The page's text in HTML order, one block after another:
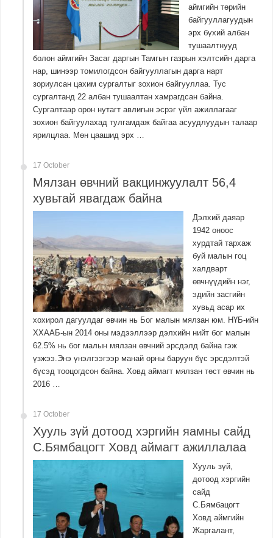
аймгийн төрийн
байгууллагуудын
эрх бүхий албан
тушаалтнууд
болон аймгийн Засаг даргын Тамгын газрын хэлтсийн дарга
нар, шинээр томилогдсон байгууллагын дарга нарт
зориулсан цахим сургалтыг зохион байгууллаа. Тус
сургалтанд 22 албан тушаалтан хамрагдсан байна.
Сургалтаар орон нутагт авлигын эсрэг үйл ажиллагааг
зохион байгуулахад тулгамдаж байгаа асуудлуудын талаар
ярилцлаа. Мөн цаашид эрх …
17 October
Мялзан өвчний вакцинжуулалт 56,4
хувьтай явагдаж байна
Дэлхий даяар
1942 оноос
хурдтай тархаж
буй малын гоц
халдварт
өвчнүүдийн нэг,
эдийн засгийн
хувьд асар их
хохирол дагуулдаг өвчин нь Бог малын мялзан юм. НҮБ-ийн
ХХААБ-ын 2014 оны мэдээллээр дэлхийн нийт бог малын
62.5% нь бог малын мялзан өвчний эрсдэлд байна гэж
үзжээ.Энэ үнэлгээгээр манай орны баруун бүс эрсдэлтэй
бүсэд тооцогдсон байна. Ховд аймагт мялзан төст өвчин нь
2016 …
17 October
Хууль зүй дотоод хэргийн яамны сайд
С.Бямбацогт Ховд аймагт ажиллалаа
Хууль зүй,
дотоод хэргийн
сайд
С.Бямбацогт
Ховд аймгийн
Жаргалант,